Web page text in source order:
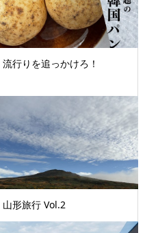
流行りを追っかけろ！
山形旅行 Vol.2